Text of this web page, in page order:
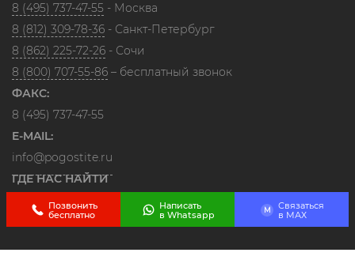
8 (495) 737-47-55 - Москва
8 (812) 309-78-36 - Санкт-Петербург
8 (862) 225-72-26 - Сочи
8 (800) 707-55-86 – бесплатный звонок
ФАКС:
8 (495) 737-47-55
E-MAIL:
info@pogostite.ru
ГДЕ НАС НАЙТИ
Позвонить
бесплатно
Написать
в Whatsapp
M
Связаться
в МАХ